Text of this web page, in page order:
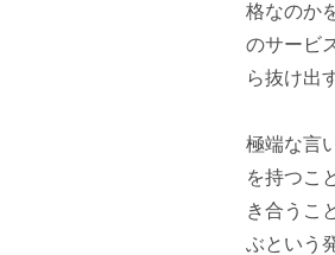
格なのか
のサービ
ら抜け出
極端な言
を持つこ
き合うこ
ぶという